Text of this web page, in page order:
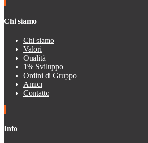
Chi siamo
Chi siamo
Valori
Qualità
1% Sviluppo
Ordini di Gruppo
Amici
Contatto
Info